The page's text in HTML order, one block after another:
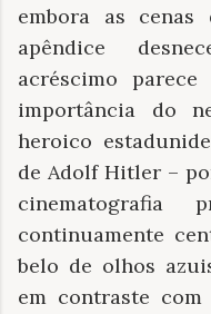
embora as
apêndice
acréscimo
importância do
heroico
de Adolf Hitler –
cinematografia
continuamente
belo de olhos
em contraste